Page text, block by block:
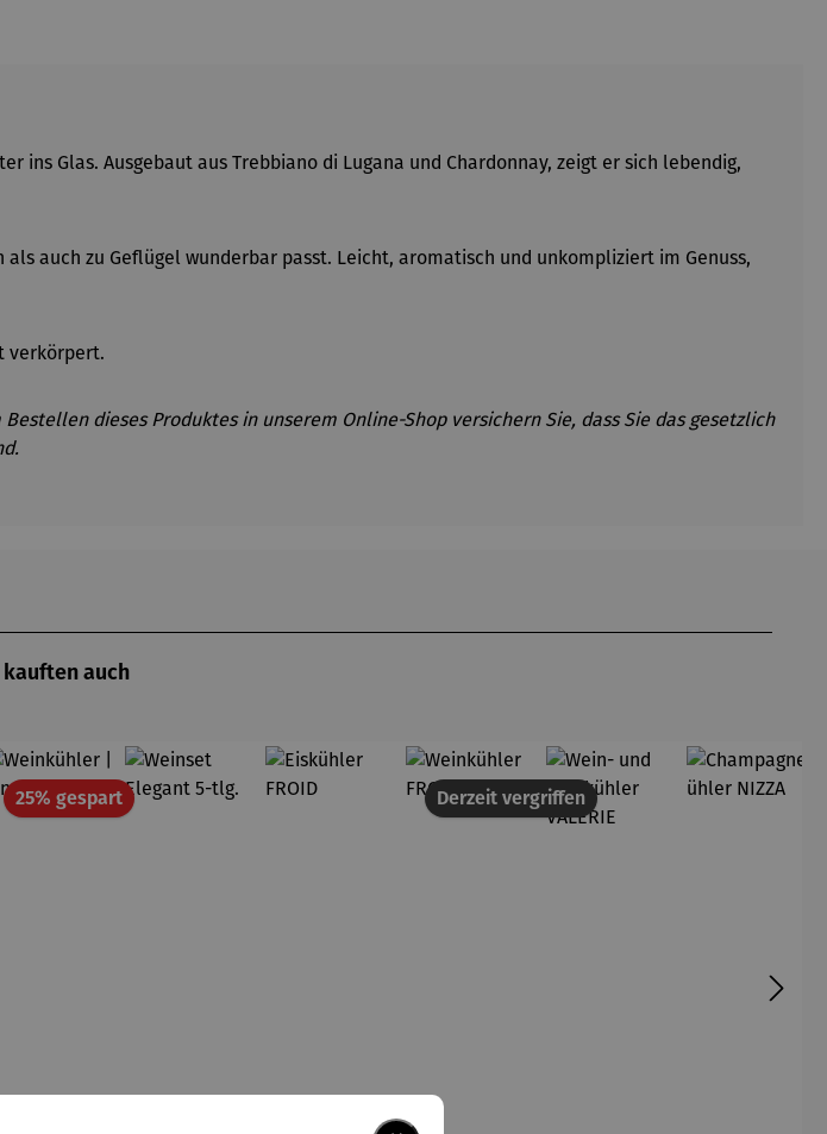
ins Glas. Ausgebaut aus Trebbiano di Lugana und Chardonnay, zeigt er sich lebendig,
als auch zu Geflügel wunderbar passt. Leicht, aromatisch und unkompliziert im Genuss,
verkörpert.
dieses Produktes in unserem Online-Shop versichern Sie, dass Sie das gesetzlich
kauften auch
25% gespartRabatt Derzeit vergriffen